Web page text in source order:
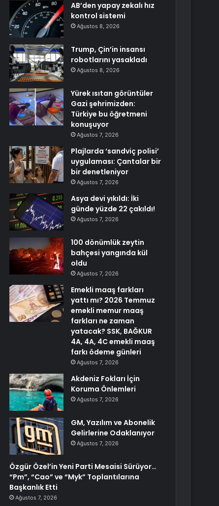
AB’den yapay zekalı hız
kontrol sistemi
Ağustos 8, 2026
Trump, Çin’in insansı
robotlarını yasakladı
Ağustos 8, 2026
Yürek ısıtan görüntüler
Gazi şehrimizden:
Türkiye bu öğretmeni
konuşuyor
Ağustos 7, 2026
Plajlarda ‘sandviç polisi’
uygulaması: Çantalar bir
bir denetleniyor
Ağustos 7, 2026
Asya devi yıkıldı: İki
günde yüzde 22 çakıldı!
Ağustos 7, 2026
100 dönümlük zeytin
bahçesi yangında kül
oldu
Ağustos 7, 2026
Emekli maaş farkları
yattı mı? 2026 Temmuz
emekli memur maaş
farkları ne zaman
yatacak? SSK, BAĞKUR
4A, 4A, 4C emekli maaş
farkı ödeme günleri
Ağustos 7, 2026
Akdeniz Fokları İçin
Koruma Önlemleri
Ağustos 7, 2026
GM, Yazılım ve Abonelik
Gelirlerine Odaklanıyor
Ağustos 7, 2026
Özgür Özel’in Yeni Parti Mesaisi Sürüyor…
“Pm”, “Cao” ve “Myk” Toplantılarına
Başkanlık Etti
Ağustos 7, 2026